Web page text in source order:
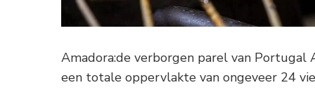
Amadora:de verborgen parel van
een totale oppervlakte van ongeveer 24